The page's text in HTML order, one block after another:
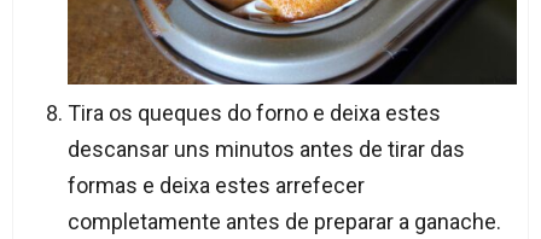
Tira os queques do forno e deixa estes
descansar uns minutos antes de tirar das
formas e deixa estes arrefecer
completamente antes de preparar a ganache.